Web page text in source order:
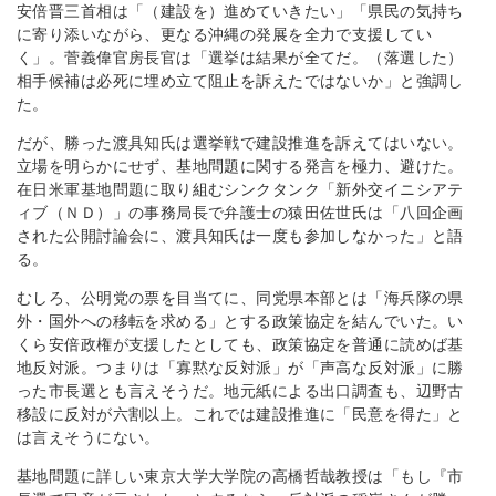
安倍晋三首相は「（建設を）進めていきたい」「県民の気持ち
に寄り添いながら、更なる沖縄の発展を全力で支援してい
く」。菅義偉官房長官は「選挙は結果が全てだ。（落選した）
相手候補は必死に埋め立て阻止を訴えたではないか」と強調し
た。
だが、勝った渡具知氏は選挙戦で建設推進を訴えてはいない。
立場を明らかにせず、基地問題に関する発言を極力、避けた。
在日米軍基地問題に取り組むシンクタンク「新外交イニシアテ
ィブ（ＮＤ）」の事務局長で弁護士の猿田佐世氏は「八回企画
された公開討論会に、渡具知氏は一度も参加しなかった」と語
る。
むしろ、公明党の票を目当てに、同党県本部とは「海兵隊の県
外・国外への移転を求める」とする政策協定を結んでいた。い
くら安倍政権が支援したとしても、政策協定を普通に読めば基
地反対派。つまりは「寡黙な反対派」が「声高な反対派」に勝
った市長選とも言えそうだ。地元紙による出口調査も、辺野古
移設に反対が六割以上。これでは建設推進に「民意を得た」と
は言えそうにない。
基地問題に詳しい東京大学大学院の高橋哲哉教授は「もし『市